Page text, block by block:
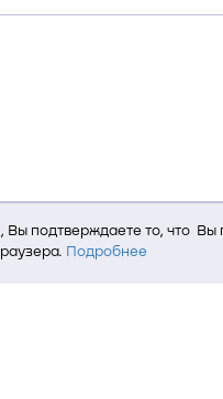
подтверждаете то, что
Подробнее